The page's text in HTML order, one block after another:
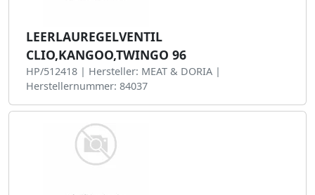
LEERLAUREGELVENTIL
CLIO,KANGOO,TWINGO 96
HP/512418 | Hersteller: MEAT & DORIA |
Herstellernummer: 84037